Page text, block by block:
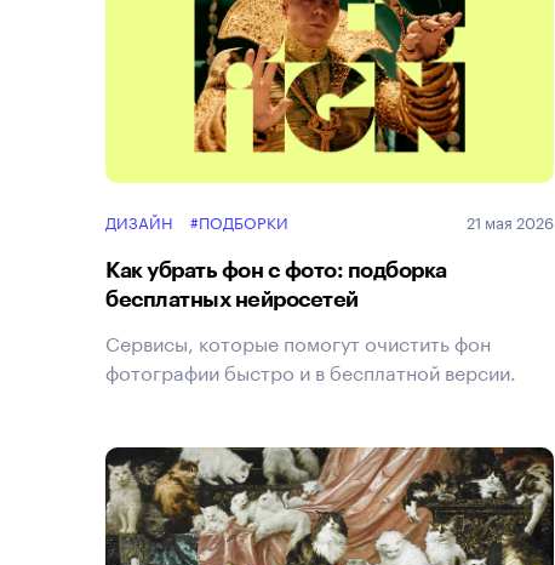
ДИЗАЙН #ПОДБОРКИ 21 мая 2026
Как убрать фон с фото: подборка
бесплатных нейросетей
Сервисы, которые помогут очистить фон
фотографии быстро и в бесплатной версии.